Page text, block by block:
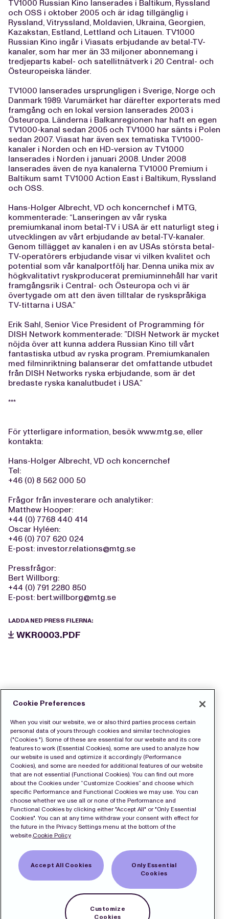
TV1000 Russian Kino lanserades i Baltikum, Ryssland
och OSS i oktober 2005 och är idag tillgänglig i
Ryssland, Vitryssland, Moldavien, Ukraina, Georgien,
Kazakstan, Estland, Lettland och Litauen. TV1000
Russian Kino ingår i Viasats erbjudande av betal-TV-
kanaler, som har mer än 33 miljoner abonnemang i
tredjeparts kabel- och satellitnätverk i 20 Central- och
Östeuropeiska länder.
TV1000 lanserades ursprungligen i Sverige, Norge och
Danmark 1989. Varumärket har därefter exporterats med
framgång och en lokal version lanserades 2003 i
Östeuropa. Länderna i Balkanregionen har haft en egen
TV1000-kanal sedan 2005 och TV1000 har sänts i Polen
sedan 2007. Viasat har även sex tematiska TV1000-
kanaler i Norden och en HD-version av TV1000
lanserades i Norden i januari 2008. Under 2008
lanserades även de nya kanalerna TV1000 Premium i
Baltikum samt TV1000 Action East i Baltikum, Ryssland
och OSS.
Hans-Holger Albrecht, VD och koncernchef i MTG,
kommenterade: “Lanseringen av vår ryska
premiumkanal inom betal-TV i USA är ett naturligt steg i
utvecklingen av vårt erbjudande av betal-TV-kanaler.
Genom tillägget av kanalen i en av USAs största betal-
TV-operatörers erbjudande visar vi vilken kvalitet och
potential som vår kanalportfölj har. Denna unika mix av
högkvalitativt ryskproducerat premiuminnehåll har varit
framgångsrik i Central- och Östeuropa och vi är
övertygade om att den även tilltalar de ryskspråkiga
TV-tittarna i USA.”
Erik Sahl, Senior Vice President of Programming för
DISH Network kommenterade: ”DISH Network är mycket
nöjda över att kunna addera Russian Kino till vårt
fantastiska utbud av ryska program. Premiumkanalen
med filminriktning balanserar det omfattande utbudet
från DISH Networks ryska erbjudande, som är det
bredaste ryska kanalutbudet i USA.”
***
För ytterligare information, besök www.mtg.se, eller
kontakta:
Hans-Holger Albrecht, VD och koncernchef
Tel:
+46 (0) 8 562 000 50
Frågor från investerare och analytiker:
Matthew Hooper:
+44 (0) 7768 440 414
Oscar Hyléen:
+46 (0) 707 620 024
E-post: investor.relations@mtg.se
Pressfrågor:
Bert Willborg:
+44 (0) 791 2280 850
E-post: bert.willborg@mtg.se
LADDA NED PRESS FILERNA:
WKR0003.PDF
Cookie Preferences
When you visit our website, we or also third parties process certain
personal data of yours through cookies and similar technologies
("Cookies "). Some of these are essential for our website and its core
features to work (Essential Cookies), some are used to analyze how
our website is used and optimize it accordingly (Performance
Cookies), and some are needed for additional features of our website
that are not essential (Functional Cookies). You can find out more
about the Cookies under “Customize Cookies” and choose which
specific Performance and Functional Cookies we may use. You can
choose whether we use all or none of the Performance and
Functional Cookies by clicking either "Accept All" or "Only Essential
Cookies". You can at any time withdraw your consent with effect for
the future in the Privacy Settings menu at the bottom of the
website.Cookie Policy
Accept All Cookies
Only Essential
Cookies
Customize
Cookies